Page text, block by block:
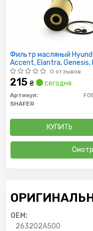
Фильтр масляный
Accent, Elantra, Genesis,
I40, IX35, Tucson, Matrix
0 отзывов
215 ₴ сегодня
Артикул:
SHAFER
КУПИТЬ
OEM:
263202A500